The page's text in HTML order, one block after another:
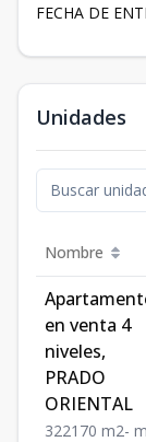
FECHA DE
Unidades
Nombre
en venta 4
niveles,
PRADO
ORIENTAL
322170 m2-